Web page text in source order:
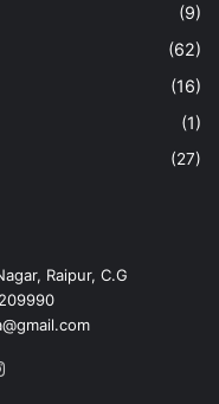
(9)
(62)
(16)
(1)
(27)
Raipur, C.G